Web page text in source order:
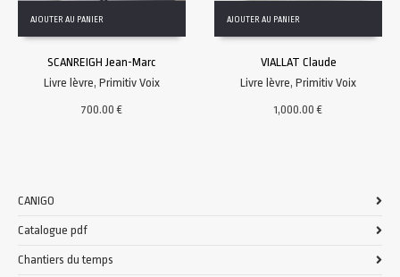
AJOUTER AU PANIER
SCANREIGH Jean-Marc
Livre lèvre, Primitiv Voix
700.00€
AJOUTER AU PANIER
VIALLAT Claude
Livre lèvre,Primitiv Voix
1,000.00€
CANIGO
Catalogue pdf
Chantiers du temps